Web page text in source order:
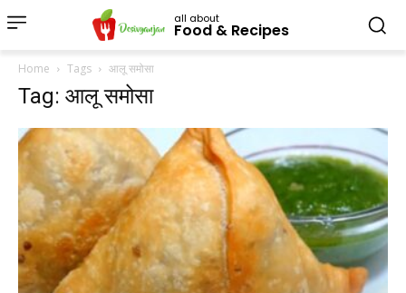
all about
Food & Recipes
Home Tags आलू समोसा
Tag: आलू समोसा